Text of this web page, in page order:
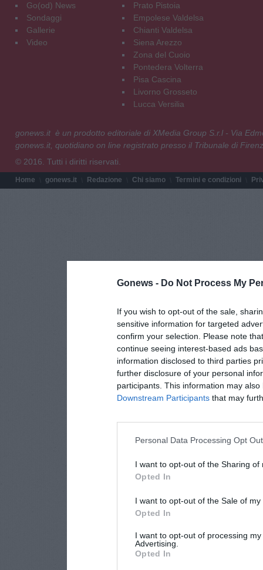
Gonews - Do Not Process My
If you wish to opt-out of the sale,
sensitive information for targeted
confirm your selection. Please note
continue seeing interest-based ads
information disclosed to third parties
further disclosure of your personal
participants. This information may
Downstream Participants that may
Personal Data Processing Opt
I want to opt-out of the Sharing of
Opted In
I want to opt-out of the Sale of
Opted In
I want to opt-out of processing
Advertising.
Opted In
Go(od) News
Sondaggi
Gallerie
Video
Prato Pistoia
Empolese Valdelsa
Chianti Valdelsa
Siena Arezzo
Zona del Cuoio
Pontedera Volterra
Pisa Cascina
Livorno Grosseto
Lucca Versilia
gonews.it è un prodotto editoriale di XMedia Group S.r.l - Via
gonews.it, quotidiano on line registrato presso il Tribunale di
© 2016. Tutti i diritti riservati.
Home gonews.it Redazione Chi siamo Termini e condizioni